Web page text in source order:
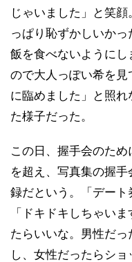
じゃいました」と笑
っぱり恥ずかしいか
飯を食べないように
ので大人っぽい希を
に臨めました」と照
た様子だった。
この日、握手会のた
を超え、写真集の握
録だという。「デー
「ドキドキしちゃい
たらいいな。男性だ
し、女性だったらシ